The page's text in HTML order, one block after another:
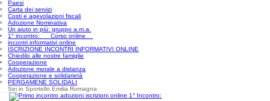
Paesi
Carta dei servizi
Costi e agevolazioni fiscali
Adozione Nominativa
Un aiuto in più: gruppo a.m.a.
1° incontro: Corso online
incontri informativi online
ISCRIZIONE INCONTRI INFORMATIVI ONLINE
Chiedilo alle nostre famiglie
Cooperazione
Adozione morale a distanza
Cooperazione e solidarietà
PERGAMENE SOLIDALI
Sei in Sportello Emilia Romagna
1° Incontro: